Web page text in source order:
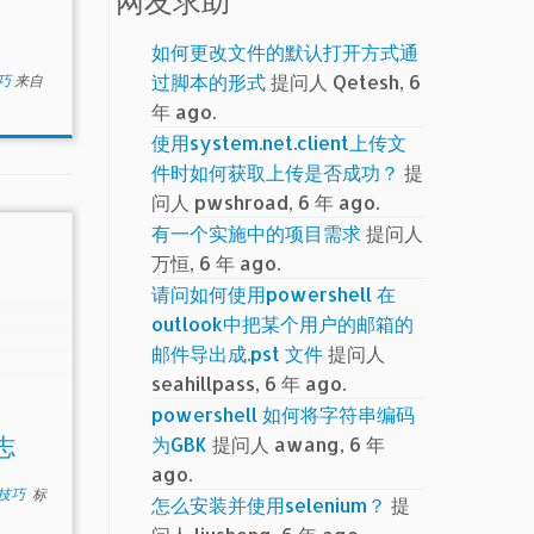
来自
巧 标
如何更改文件的默认打开方式通
过脚本的形式提问人 Qetesh, 6
年 ago.
使用system.net.client上传文
件时如何获取上传是否成功？ 提
问人 pwshroad, 6 年 ago.
有一个实施中的项目需求提问人
万恒, 6 年 ago.
请问如何使用powershell 在
outlook中把某个用户的邮箱的
邮件导出成.pst 文件提问人
seahillpass, 6 年 ago.
powershell 如何将字符串编码
为GBK 提问人 awang, 6 年
ago.
怎么安装并使用selenium？ 提